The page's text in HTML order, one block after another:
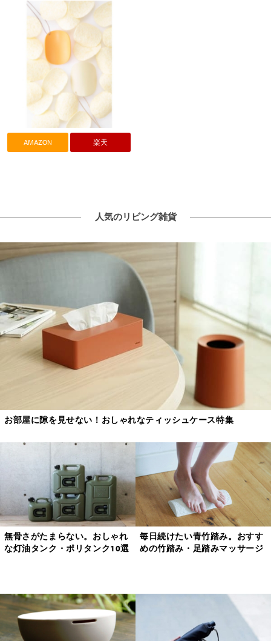
AMAZON 楽天
人気のリビング雑貨
お部屋に隙を見せない！おしゃれなティッシュケース特集
無骨さがたまらない。おしゃれ
な灯油タンク・ポリタンク10選
毎日続けたい青竹踏み。おすす
めの竹踏み・足踏みマッサージ